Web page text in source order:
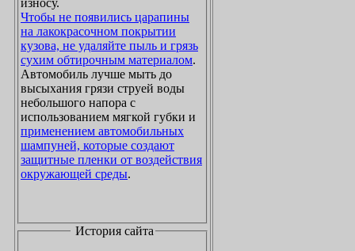
Чтобы не появились царапины
на лакокрасочном покрытии
кузова, не удаляйте пыль и грязь
сухим обтирочным материалом.
Автомобиль лучше мыть до
высыхания грязи струей воды
небольшого напора с
использованием мягкой губки и
применением автомобильных
шампуней, которые создают
защитные пленки от воздействия
окружающей среды.
История сайта